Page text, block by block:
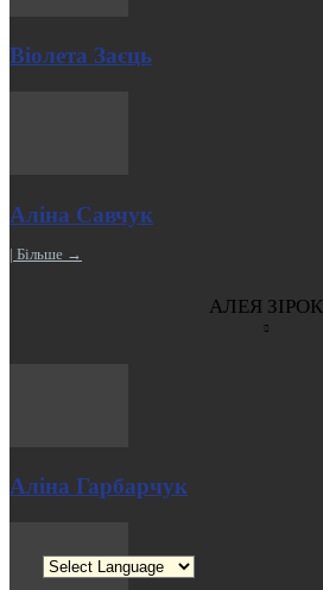
Віолета Заєць
Аліна Савчук
| Більше →
АЛЕЯ ЗІРОК
Аліна Гарбарчук